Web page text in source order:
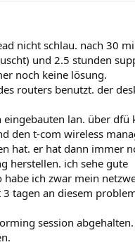
nicht schlau. nach 30
und 2.5 stunden
noch keine lösung.
routers benutzt. der
lan. über dfü
den t-com wireless
hat. er hat dann immer
herstellen. ich sehe gute
habe ich zwar mein
tagen an diesem
session